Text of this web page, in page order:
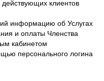
клиентов
информацию об Услугах
и оплаты Членства
кабинетом
персонального логина